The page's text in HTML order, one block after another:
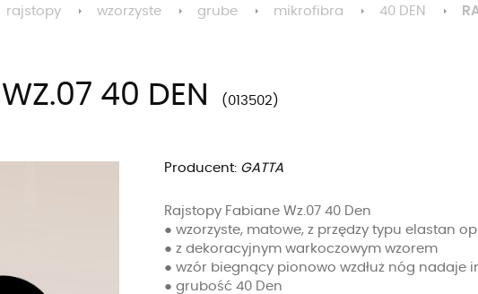
rajstopy wzorzyste grube mikrofibra 40 DEN
40 DEN 013502
Producent: GATTA
Rajstopy Fabiane Wz.07 40 Den
● wzorzyste, matowe, z przędzy typu elastan
● z dekoracyjnym warkoczowym wzorem
● wzór biegnący pionowo wzdłuż nóg nadaje
● grubość 40 Den